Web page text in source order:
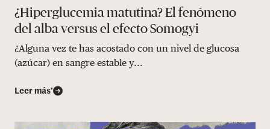
¿Hiperglucemia matutina? El fenómeno
del alba versus el efecto Somogyi
¿Alguna vez te has acostado con un nivel de glucosa
(azúcar) en sangre estable y...
Leer más’